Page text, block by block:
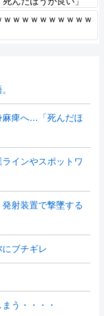
ｗｗｗｗｗｗｗｗｗｗ
麻痺へ…「死んだほ
インやスポットワ
射装置で撃墜する
ブチギレ
う・・・・